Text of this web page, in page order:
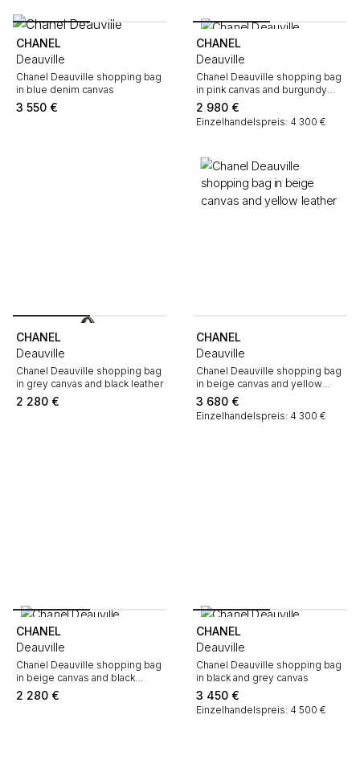
CHANEL
Deauville
Chanel Deauville shopping bag
in blue denim canvas
3 550 €
CHANEL
Deauville
Chanel Deauville shopping bag
in pink canvas and burgundy
leather
2 980 €
Einzelhandelspreis: 4 300 €
CHANEL
Deauville
Chanel Deauville shopping bag
in grey canvas and black leather
2 280 €
CHANEL
Deauville
Chanel Deauville shopping bag
in beige canvas and yellow
leather
3 680 €
Einzelhandelspreis: 4 300 €
CHANEL
Deauville
Chanel Deauville shopping bag
in beige canvas and black
leather
2 280 €
CHANEL
Deauville
Chanel Deauville shopping bag
in black and grey canvas
3 450 €
Einzelhandelspreis: 4 500 €